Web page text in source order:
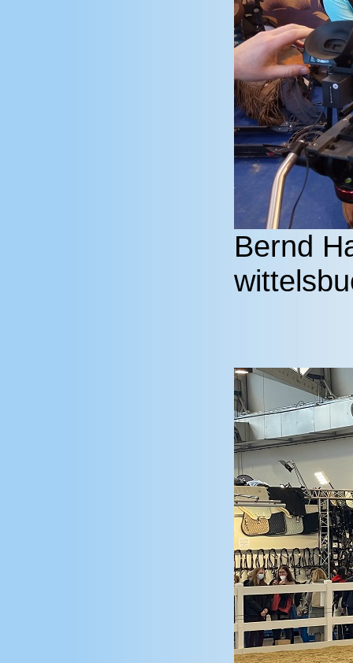
Bernd